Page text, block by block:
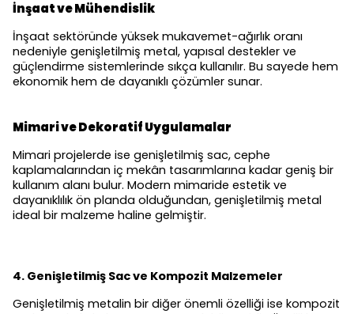
İnşaat ve Mühendislik
İnşaat sektöründe yüksek mukavemet-ağırlık oranı
nedeniyle genişletilmiş metal, yapısal destekler ve
güçlendirme sistemlerinde sıkça kullanılır. Bu sayede hem
ekonomik hem de dayanıklı çözümler sunar.
Mimari ve Dekoratif Uygulamalar
Mimari projelerde ise genişletilmiş sac, cephe
kaplamalarından iç mekân tasarımlarına kadar geniş bir
kullanım alanı bulur. Modern mimaride estetik ve
dayanıklılık ön planda olduğundan, genişletilmiş metal
ideal bir malzeme haline gelmiştir.
4. Genişletilmiş Sac ve Kompozit Malzemeler
Genişletilmiş metalin bir diğer önemli özelliği ise kompozit